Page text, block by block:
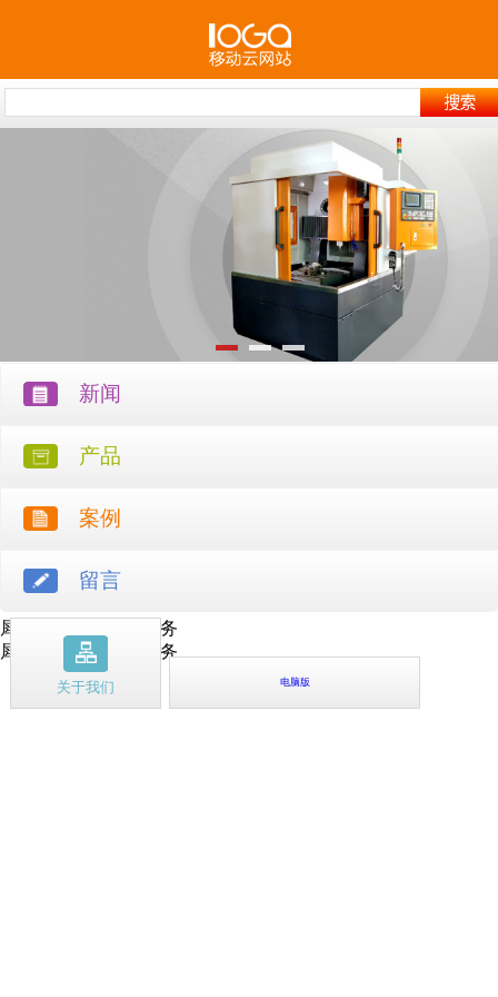
新闻
产品
案例
留言
关于我们 电脑版
犀牛云提供云计算服务
犀牛云提供企业云服务